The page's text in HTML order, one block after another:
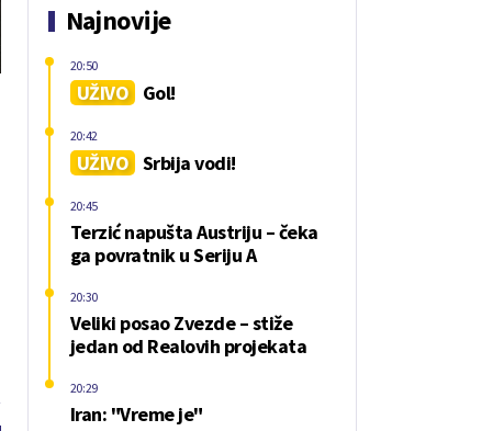
Najnovije
UŽIVO Gol!
20:50
UŽIVO Srbija vodi!
20:42
Terzić napušta Austriju – čeka
ga povratnik u Seriju A
20:45
Veliki posao Zvezde – stiže
jedan od Realovih projekata
20:30
Iran: "Vreme je"
20:29